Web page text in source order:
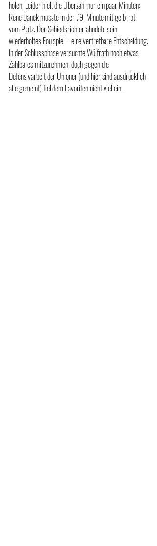
holen. Leider hielt die Überzahl nur ein paar Minuten:
Rene Danek musste in der 79. Minute mit gelb-rot
vom Platz. Der Schiedsrichter ahndete sein
wiederholtes Foulspiel – eine vertretbare Entscheidung.
In der Schlussphase versuchte Wülfrath noch etwas
Zählbares mitzunehmen, doch gegen die
Defensivarbeit der Unioner (und hier sind ausdrücklich
alle gemeint) fiel dem Favoriten nicht viel ein.